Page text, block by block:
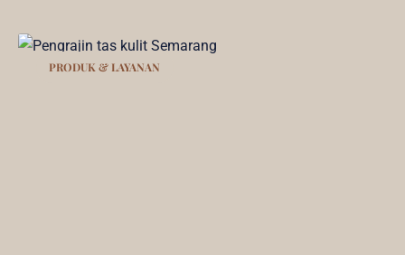
PRODUK & LAYANAN